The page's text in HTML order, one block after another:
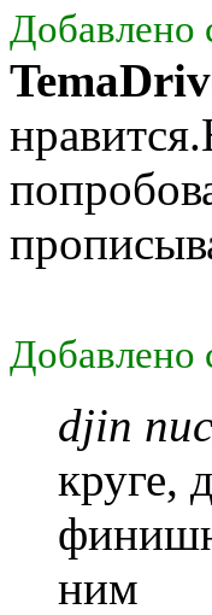
Добавлено
Добавлено
djin
круге,
ним